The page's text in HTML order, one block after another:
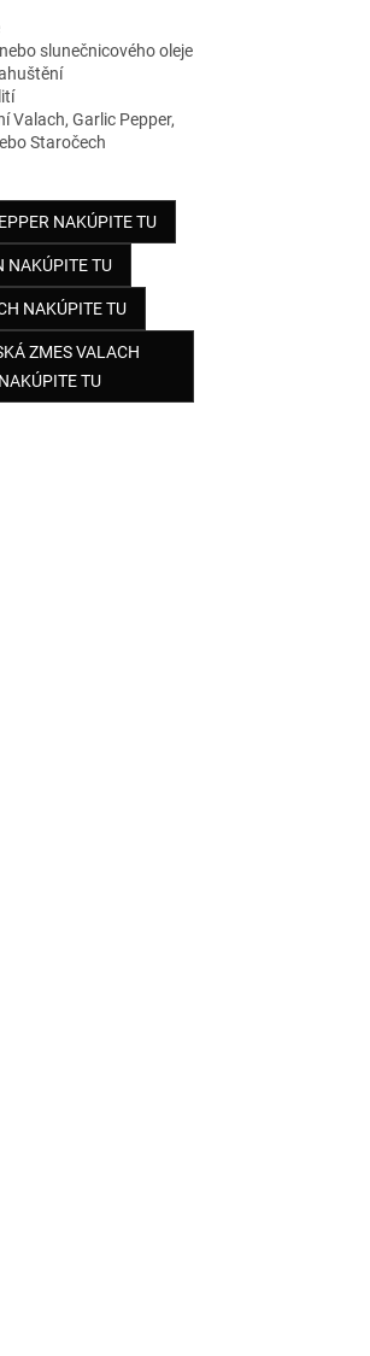
slunečnicového oleje
Valach, Garlic Pepper,
Staročech
NAKÚPITE TU
NAKÚPITE TU
NAKÚPITE TU
ZMES VALACH
NAKÚPITE TU